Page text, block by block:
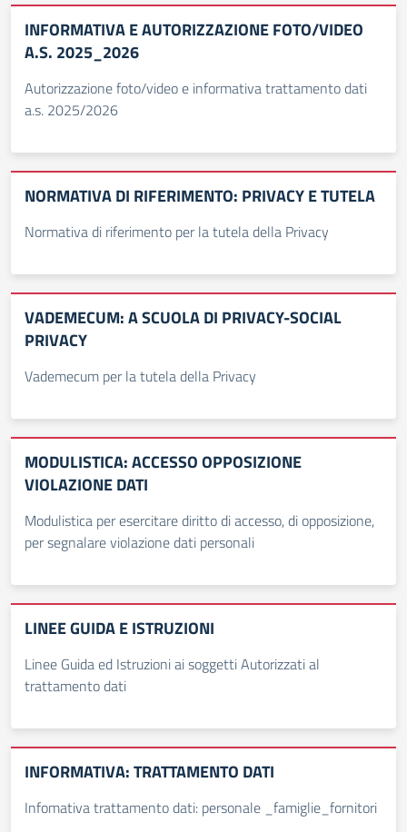
INFORMATIVA E AUTORIZZAZIONE FOTO/VIDEO
A.S. 2025_2026
Autorizzazione foto/video e informativa trattamento dati
a.s. 2025/2026
NORMATIVA DI RIFERIMENTO: PRIVACY E TUTELA
Normativa di riferimento per la tutela della Privacy
VADEMECUM: A SCUOLA DI PRIVACY-SOCIAL
PRIVACY
Vademecum per la tutela della Privacy
MODULISTICA: ACCESSO OPPOSIZIONE
VIOLAZIONE DATI
Modulistica per esercitare diritto di accesso, di opposizione,
per segnalare violazione dati personali
LINEE GUIDA E ISTRUZIONI
Linee Guida ed Istruzioni ai soggetti Autorizzati al
trattamento dati
INFORMATIVA: TRATTAMENTO DATI
Infomativa trattamento dati: personale _famiglie_fornitori